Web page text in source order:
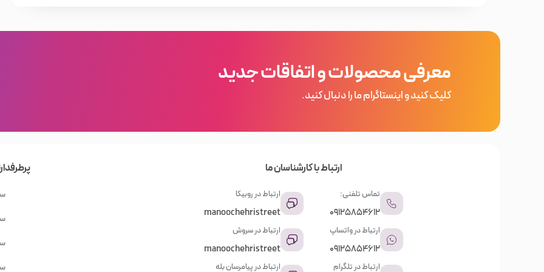
در فروشگاه خیابان منوچهری گروه‌های مختلفی از محصولات آرایشی، بهداشتی و مو وجود دارد; که شما می‌توانید با جستجو
معرفی محصولات و اتفاقات جدید
کلیک کنید و اینستاگرام ما را دنبال کنید.
ارتباط با کارشناسان ما
تماس تلفنی:
09125854612
ارتباط در واتساپ
09125854612
ارتباط در تلگرام
ارتباط در روبیکا
manoochehristreet
ارتباط در سروش
manoochehristreet
ارتباط در پیامرسان بله